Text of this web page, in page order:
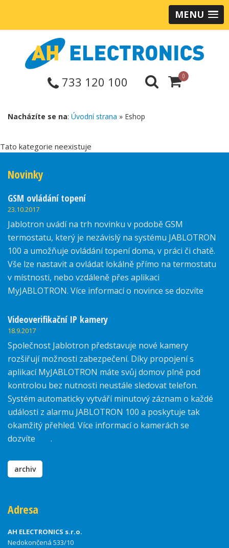
MENU
733 120 100 0
Nacházíte se na: Úvodní strana » Eshop
Tato kategorie neexistuje
Novinky
GSM ovládání topení
23.10.2017
Jablotron uvádí na trh novinku v podobě GSM
termostatu, který je nezávislý na systému JABLOTRON
100 a umožňuje ovládání topení doma, v práci či chatě.
Vše lze nastavit a ovládat lokálně přímo na termostatu
v místnosti, nebo vzdáleně přes aplikaci
MyJABLOTRON. Více informací o novince se dozvíte
Videoverifikační IP kamery
18.9.2017
Společnost Jablotron představuje nové kamery
rozšiřují možnosti zabezpečení. Díky propojení s
aplikací MyJABLOTRON máte svůj domov plně pod
kontrolou bez nutnosti neustále sledovat telefon.
Systém automaticky vytváří minutový záznam o každé
události z alarmu JABLOTRON 100 a poskytuje tak
okamžitý přehled. Více informací o kamerách se
dozvíte
.
archiv
Adresa
AH ELECTRONICS s.r.o.
Nedokončená 533/10